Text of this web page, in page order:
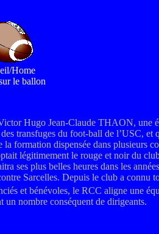
Home
le ballon
Hugo Jean-Claude THAON, une
transfuges du foot-ball de l’USC,
formation dispensée dans plusieurs
légitimement le rouge et noir du
ses plus belles heures dans les
Sarcelles. Depuis le club a
et bénévoles, le RCC aligne une
nombre conséquent de dirigeants.